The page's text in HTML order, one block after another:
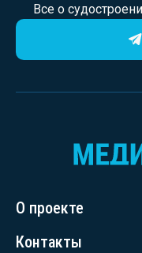
Все о
О проекте
Контакты